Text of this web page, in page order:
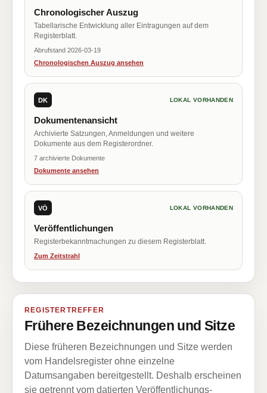
Chronologischer Auszug
Tabellarische Entwicklung aller Eintragungen auf dem
Registerblatt.
Abrufstand 2026-03-19
Chronologischen Auszug ansehen
DK LOKAL VORHANDEN
Dokumentenansicht
Archivierte Satzungen, Anmeldungen und weitere
Dokumente aus dem Registerordner.
7 archivierte Dokumente
Dokumente ansehen
VÖ LOKAL VORHANDEN
Veröffentlichungen
Registerbekanntmachungen zu diesem Registerblatt.
Zum Zeitstrahl
REGISTERTREFFER
Frühere Bezeichnungen und Sitze
Diese früheren Bezeichnungen und Sitze werden
vom Handelsregister ohne einzelne
Datumsangaben bereitgestellt. Deshalb erscheinen
sie getrennt vom datierten Veröffentlichungs-